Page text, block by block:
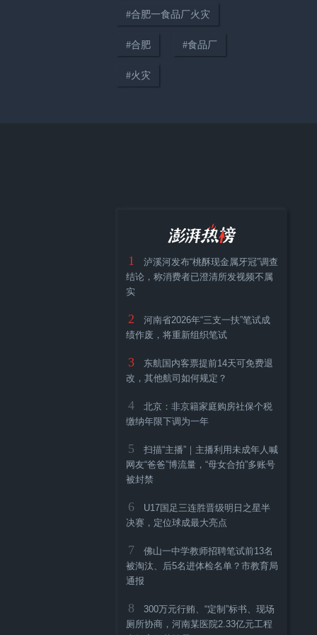
#合肥一食品厂火灾
#合肥 #食品厂
#火灾
1
泸溪河发布“桃酥现金属牙冠”调查
结论，称消费者已澄清所发视频不属
实
2
河南省2026年“三支一扶”笔试成
绩作废，将重新组织笔试
3
东航国内客票提前14天可免费退
改，其他航司如何规定？
4
北京：非京籍家庭购房社保个税
缴纳年限下调为一年
5
扫描“主播”｜主播利用未成年人喊
网友“爸爸”博流量，“母女合拍”多账号
被封禁
6
U17国足三连胜晋级明日之星半
决赛，定位球成最大亮点
7
佛山一中学教师招聘笔试前13名
被淘汰、后5名进体检名单？市教育局
通报
8
300万元行贿、“定制”标书、现场
厕所协商，河南某医院2.33亿元工程